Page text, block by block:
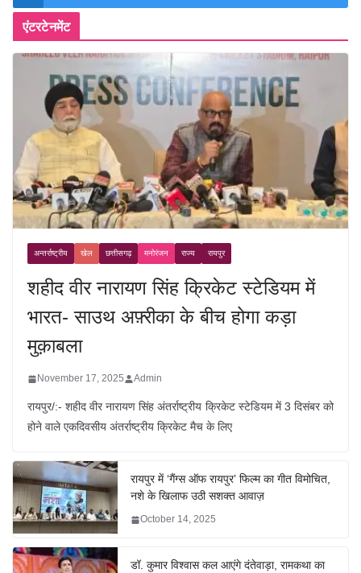
एंटरटेनमेंट
अन्तर्राष्ट्रीय खेल छत्तीसगढ़ मनोरंजन राज्य रायपुर
शहीद वीर नारायण सिंह क्रिकेट स्टेडियम में
भारत- साउथ अफ़्रीका के बीच होगा कड़ा
मुक़ाबला
November 17, 2025 Admin
रायपुर/:- शहीद वीर नारायण सिंह अंतर्राष्ट्रीय क्रिकेट स्टेडियम में 3 दिसंबर को
होने वाले एकदिवसीय अंतर्राष्ट्रीय क्रिकेट मैच के लिए
रायपुर में ‘गैंग्स ऑफ रायपुर’ फिल्म का गीत विमोचित,
नशे के खिलाफ उठी सशक्त आवाज़
October 14, 2025
डॉ. कुमार विश्वास कल आएंगे दंतेवाड़ा, रामकथा का